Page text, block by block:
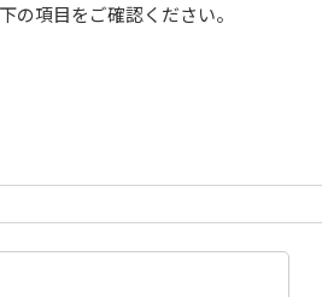
の項目をご確認ください。